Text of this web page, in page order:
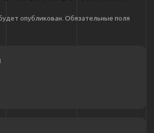
опубликован. Обязательные поля